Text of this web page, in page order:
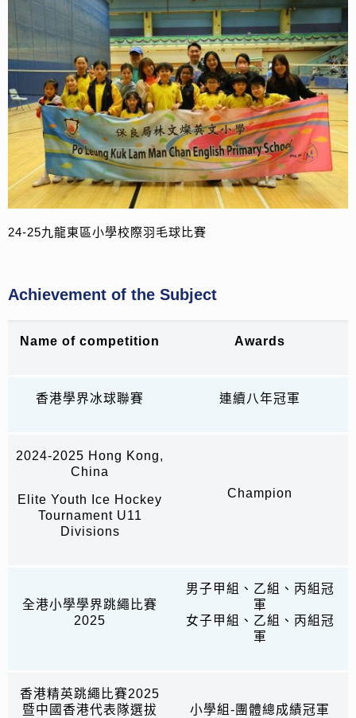
24-25九龍東區小學校際羽毛球比賽
Achievement of the Subject
Name of competition Awards
香港學界冰球聯賽 連續八年冠軍
2024-2025 Hong Kong,
China
Elite Youth Ice Hockey
Tournament U11
Divisions
Champion
全港小學學界跳繩比賽
2025
男子甲組、乙組、丙組冠
軍
女子甲組、乙組、丙組冠
軍
香港精英跳繩比賽2025
暨中國香港代表隊選拔
小學組-團體總成績冠軍